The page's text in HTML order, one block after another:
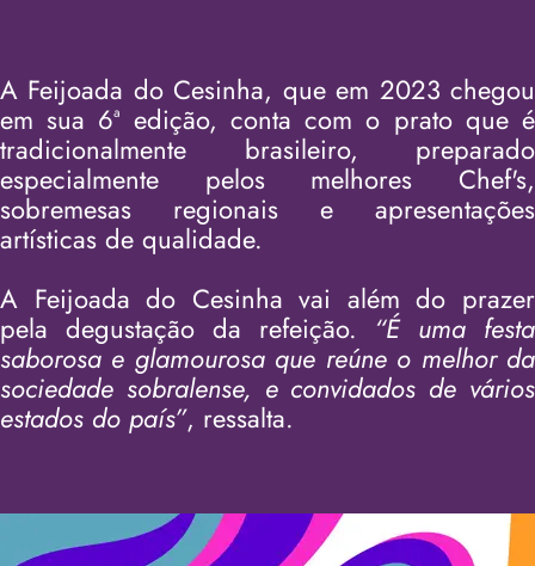
A Feijoada do Cesinha, que em 2023 chegou
em sua 6ª edição, conta com o prato que é
tradicionalmente brasileiro, preparado
especialmente pelos melhores Chef's,
sobremesas regionais e apresentações
artísticas de qualidade.
A Feijoada do Cesinha vai além do prazer
pela degustação da refeição. “É uma festa
saborosa e glamourosa que reúne o melhor da
sociedade sobralense, e convidados de vários
estados do país”, ressalta.